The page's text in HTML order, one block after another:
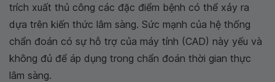
trích xuất thủ công các đặc điểm bệnh có thể xảy ra
dựa trên kiến ​​thức lâm sàng. Sức mạnh của hệ thống
chẩn đoán có sự hỗ trợ của máy tính (CAD) này yếu và
không đủ để áp dụng trong chẩn đoán thời gian thực
lâm sàng.